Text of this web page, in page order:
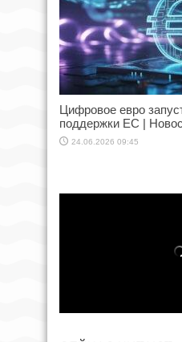
Цифровое евро
поддержки ЕС |
24.06.2026 09:45